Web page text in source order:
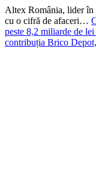
Altex România, lider în
cu o cifră de afaceri…
peste 8,2 miliarde de
contribuția Brico